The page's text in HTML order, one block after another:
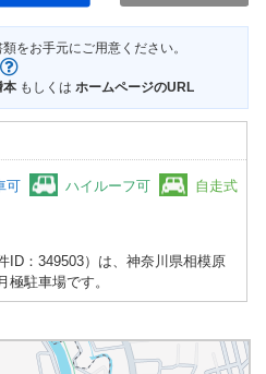
をお手元にご用意ください。
本 もしくは ホームページのURL
可 ハイルーフ可 自走式
ID：349503）は、神奈川県相模原
極駐車場です。